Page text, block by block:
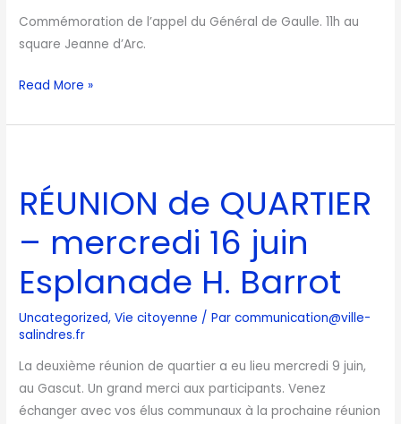
Commémoration de l’appel du Général de Gaulle. 11h au
square Jeanne d’Arc.
Read More »
RÉUNION de QUARTIER
– mercredi 16 juin
Esplanade H. Barrot
Uncategorized,Vie citoyenne / Parcommunication@ville-
salindres.fr
La deuxième réunion de quartier a eu lieu mercredi 9 juin,
au Gascut. Un grand merci aux participants. Venez
échanger avec vos élus communaux à la prochaine réunion
QUARTIER
mercredi
juin
Esplanade
H.